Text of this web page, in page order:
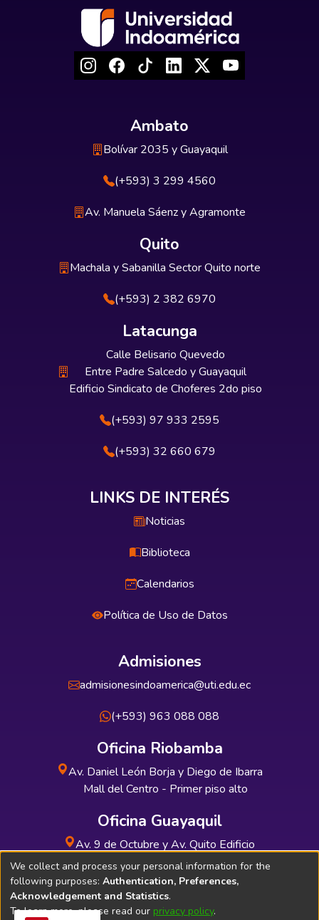
Ambato
Bolívar 2035 y Guayaquil
(+593) 3 299 4560
Av. Manuela Sáenz y Agramonte
Quito
Machala y Sabanilla Sector Quito norte
(+593) 2 382 6970
Latacunga
Calle Belisario Quevedo
Entre Padre Salcedo y Guayaquil
Edificio Sindicato de Choferes 2do piso
(+593) 97 933 2595
(+593) 32 660 679
LINKS DE INTERÉS
Noticias
Biblioteca
Calendarios
Política de Uso de Datos
Admisiones
admisionesindoamerica@uti.edu.ec
(+593) 963 088 088
Oficina Riobamba
Av. Daniel León Borja y Diego de Ibarra
Mall del Centro - Primer piso alto
Oficina Guayaquil
Av. 9 de Octubre y Av. Quito Edificio
INDUAUTO - Planta baja
We collect and process your personal information for the
following purposes: Authentication, Preferences,
Acknowledgement and Statistics.
To learn more, please read our privacy policy.